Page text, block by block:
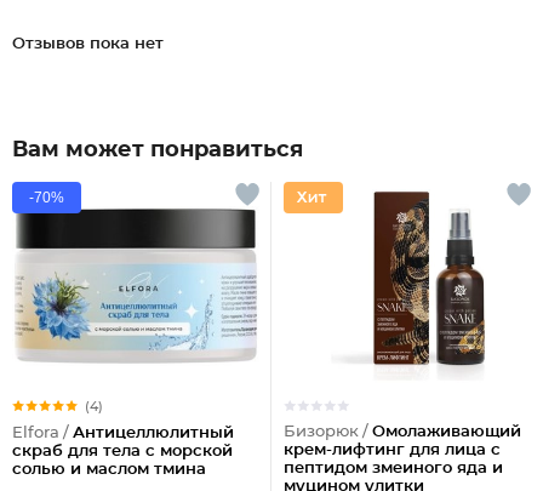
Отзывов пока нет
Вам может понравиться
-70%
(4)
Elfora / Антицеллюлитный
скраб для тела с морской
солью и маслом тмина
Бизорюк / Омолаживающий
крем-лифтинг для лица с
пептидом змеиного яда и
муцином улитки